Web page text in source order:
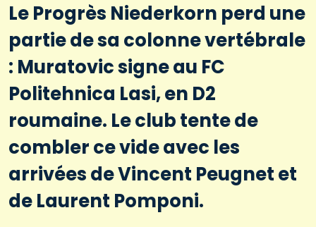
Le Progrès Niederkorn perd une
partie de sa colonne vertébrale
: Muratovic signe au FC
Politehnica Lasi, en D2
roumaine. Le club tente de
combler ce vide avec les
arrivées de Vincent Peugnet et
de Laurent Pomponi.